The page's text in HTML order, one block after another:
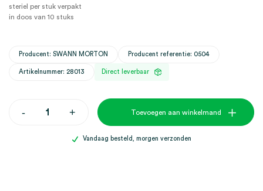
steriel per stuk verpakt
in doos van 10 stuks
Producent: SWANN MORTON Producent referentie: 0504
Artikelnummer: 28013 Direct leverbaar
-Swann-
+ Toevoegen aan winkelmand
Vandaag besteld, morgen verzonden